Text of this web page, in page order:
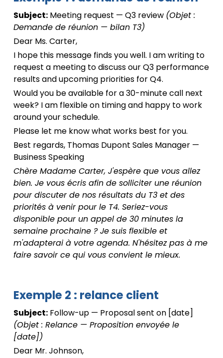
Subject:Meeting request — Q3 review (Objet :
Demande de réunion — bilan T3)
Dear Ms. Carter,
I hope this message finds you well. I am writing to
request a meeting to discuss our Q3 performance
results and upcoming priorities for Q4.
Would you be available for a 30-minute call next
week? I am flexible on timing and happy to work
around your schedule.
Please let me know what works best for you.
Best regards, Thomas Dupont Sales Manager —
Business Speaking
Chère Madame Carter, J'espère que vous allez
bien. Je vous écris afin de solliciter une réunion
pour discuter de nos résultats du T3 et des
priorités à venir pour le T4. Seriez-vous
disponible pour un appel de 30 minutes la
semaine prochaine ? Je suis flexible et
m'adapterai à votre agenda. N'hésitez pas à me
faire savoir ce qui vous convient le mieux.
Exemple 2 : relance client
Subject:Follow-up — Proposal sent on [date]
(Objet : Relance — Proposition envoyée le
[date])
Dear Mr. Johnson,